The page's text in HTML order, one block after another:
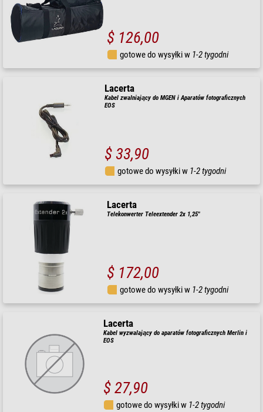
$ 126,00
gotowe do wysyłki w 1-2 tygodni
Lacerta
Kabel zwalniający do MGEN i Aparatów fotograficznych
EOS
$ 33,90
gotowe do wysyłki w 1-2 tygodni
Lacerta
Telekonwerter Teleextender 2x 1,25"
$ 172,00
gotowe do wysyłki w 1-2 tygodni
Lacerta
Kabel wyzwalający do aparatów fotograficznych Merlin i
EOS
$ 27,90
gotowe do wysyłki w 1-2 tygodni